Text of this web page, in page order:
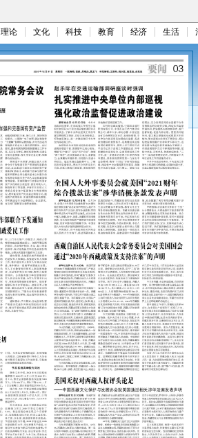
理论 文化 科技 教育 经济 生活